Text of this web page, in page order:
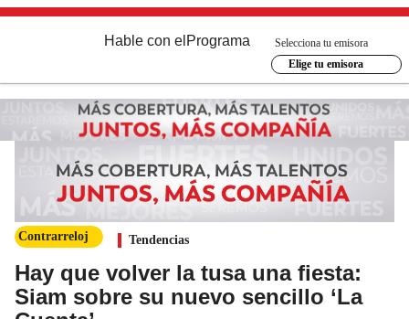
Hable con el Programa
Selecciona tu emisora
Elige tu emisora
Contrarreloj Tendencias
Hay que volver la tusa una fiesta:
Siam sobre su nuevo sencillo ‘La